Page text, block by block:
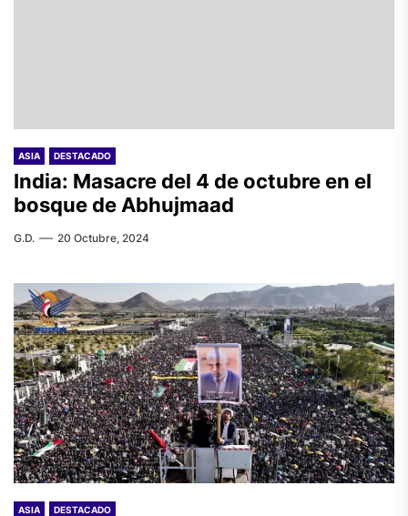
ASIA DESTACADO
India: Masacre del 4 de octubre en el
bosque de Abhujmaad
G.D. 20 Octubre, 2024
ASIA DESTACADO